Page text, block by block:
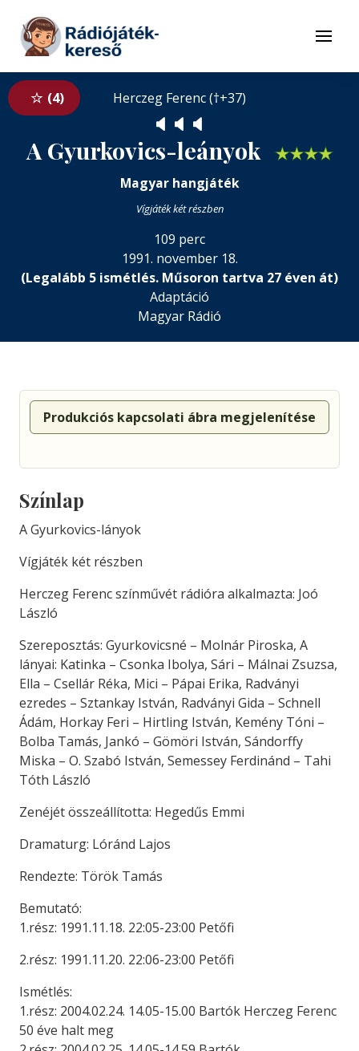
Tovább a tartalomhoz
Menü
4 Herczeg Ferenc (†+37)
🔈 🔈 🔈
A Gyurkovics-leányok ★★★★
Magyar hangjáték
Vígjáték két részben
109 perc
1991. november 18.
(Legalább 5 ismétlés. Műsoron tartva 27 éven át)
Adaptáció
Magyar Rádió
Produkciós kapcsolati ábra megjelenítése
Színlap
A Gyurkovics-lányok
Vígjáték két részben
Herczeg Ferenc színművét rádióra alkalmazta: Joó
László
Szereposztás: Gyurkovicsné – Molnár Piroska, A
lányai: Katinka – Csonka Ibolya, Sári – Málnai Zsuzsa,
Ella – Csellár Réka, Mici – Pápai Erika, Radványi
ezredes – Sztankay István, Radványi Gida – Schnell
Ádám, Horkay Feri – Hirtling István, Kemény Tóni –
Bolba Tamás, Jankó – Gömöri István, Sándorffy
Miska – O. Szabó István, Semessey Ferdinánd – Tahi
Tóth László
Zenéjét összeállította: Hegedűs Emmi
Dramaturg: Lóránd Lajos
Rendezte: Török Tamás
Bemutató:
1.rész: 1991.11.18. 22:05-23:00 Petőfi
2.rész: 1991.11.20. 22:06-23:00 Petőfi
Ismétlés:
1.rész: 2004.02.24. 14.05-15.00 Bartók Herczeg Ferenc
50 éve halt meg